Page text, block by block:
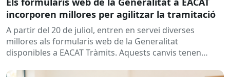
incorporen millores per agilitzar la tramitació
A partir del 20 de juliol, entren en servei diverses
millores als formularis web de la Generalitat
disponibles a EACAT Tràmits. Aquests canvis tenen